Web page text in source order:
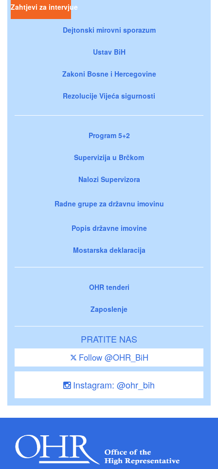
Zahtjevi za intervjue
Dejtonski mirovni sporazum
Ustav BiH
Zakoni Bosne i Hercegovine
Rezolucije Vijeća sigurnosti
Program 5+2
Supervizija u Brčkom
Nalozi Supervizora
Radne grupe za državnu imovinu
Popis državne imovine
Mostarska deklaracija
OHR tenderi
Zaposlenje
PRATITE NAS
Follow @OHR_BiH
Instagram: @ohr_bih